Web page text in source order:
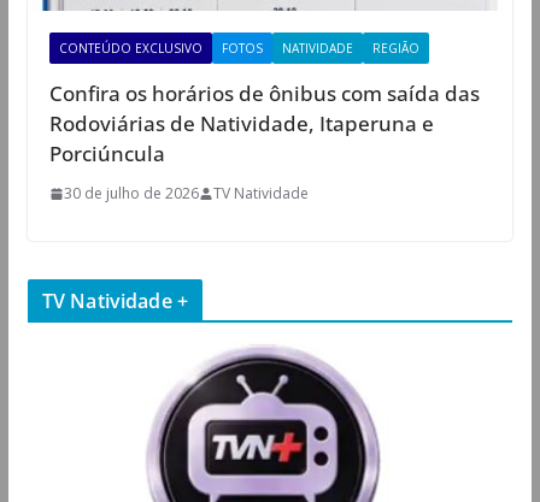
CONTEÚDO EXCLUSIVO FOTOS NATIVIDADE REGIÃO
Confira os horários de ônibus com saída das
Rodoviárias de Natividade, Itaperuna e
Porciúncula
30 de julho de 2026 TV Natividade
TV Natividade +